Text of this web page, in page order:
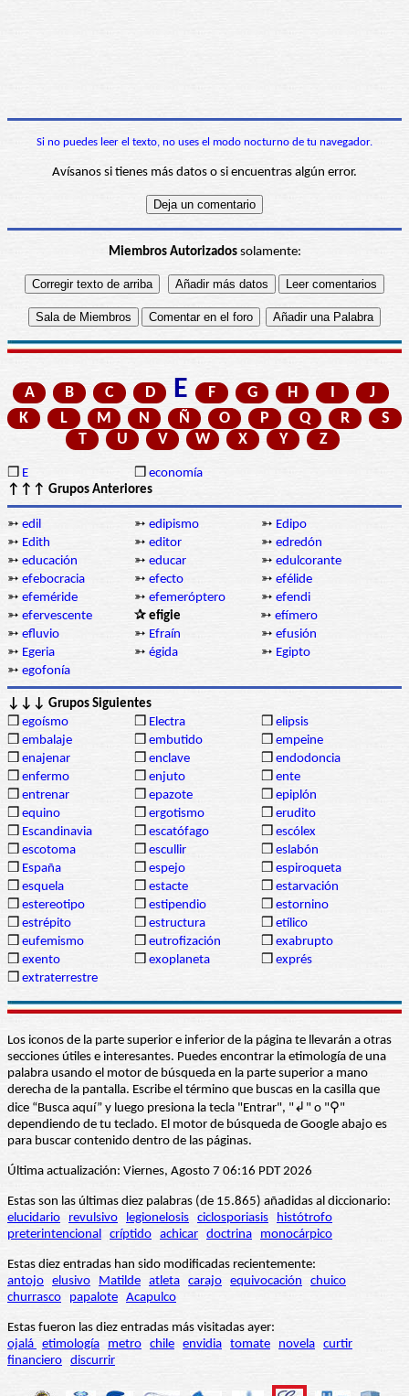
Si no puedes leer el texto, no uses el modo nocturno de tu navegador.
Avísanos si tienes más datos o si encuentras algún error.
Miembros Autorizadossolamente:
A B C D E F G H
J
K
L M N Ñ O P Q R
S
T
U V W X Y Z
❒ E ❒ economía
↑↑↑ Grupos Anteriores
➳ edil ➳ edipismo ➳ Edipo
➳ Edith ➳ editor ➳ edredón
➳ educación ➳ educar ➳ edulcorante
➳ efebocracia ➳ efecto ➳ efélide
➳ efeméride ➳ efemeróptero ➳ efendi
➳ efervescente ✰ efigie ➳ efímero
➳ efluvio ➳ Efraín ➳ efusión
➳ Egeria ➳ égida ➳ Egipto
➳ egofonía
↓↓↓ Grupos Siguientes
❒ egoísmo ❒ Electra ❒ elipsis
❒ embalaje ❒ embutido ❒ empeine
❒ enajenar ❒ enclave ❒ endodoncia
❒ enfermo ❒ enjuto ❒ ente
❒ entrenar ❒ epazote ❒ epiplón
❒ equino ❒ ergotismo ❒ erudito
❒ Escandinavia ❒ escatófago ❒ escólex
❒ escotoma ❒ escullir ❒ eslabón
❒ España ❒ espejo ❒ espiroqueta
❒ esquela ❒ estacte ❒ estarvación
❒ estereotipo ❒ estipendio ❒ estornino
❒ estrépito ❒ estructura ❒ etílico
❒ eufemismo ❒ eutrofización ❒ exabrupto
❒ exento ❒ exoplaneta ❒ exprés
❒ extraterrestre
Los iconos de la parte superior e inferior de la página te llevarán a otras
secciones útiles e interesantes. Puedes encontrar la etimología de una
palabra usando el motor de búsqueda en la parte superior a mano
derecha de la pantalla. Escribe el término que buscas en la casilla que
dice “Busca aquí” y luego presiona la tecla "Entrar", "↲" o "⚲"
dependiendo de tu teclado. El motor de búsqueda de Google abajo es
para buscar contenido dentro de las páginas.
Última actualización: Viernes, Agosto 7 06:16 PDT 2026
Estas son las últimas diez palabras (de 15.865) añadidas al diccionario:
elucidario
revulsivo legionelosis ciclosporiasis
histótrofo
preterintencional
críptido achicar doctrina monocárpico
Estas diez entradas han sido modificadas recientemente:
antojo elusivo Matilde atleta carajo equivocación
chuico
churrasco
papalote Acapulco
Estas fueron las diez entradas más visitadas ayer:
ojalá etimología metro chile envidia tomate novela curtir
financiero discurrir